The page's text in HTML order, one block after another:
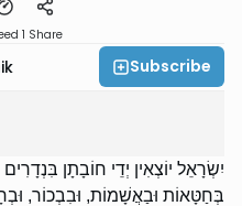
1 Share
Subscribe
יִשְׂרָאֵל יוֹצְאִין יְדֵי חוֹבָתָן
בְּחַטָּאוֹת וּבַאֲשָׁמוֹת, וּבִבְכוֹר,